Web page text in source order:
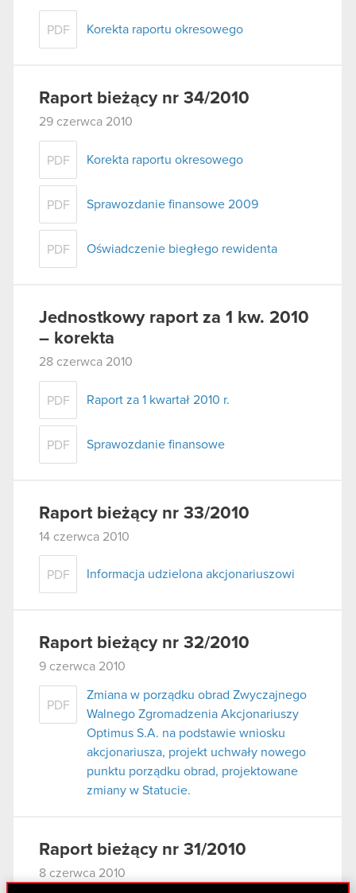
PDF Korekta raportu okresowego
Raport bieżący nr 34/2010
29 czerwca 2010
PDF Korekta raportu okresowego
PDF Sprawozdanie finansowe 2009
PDF Oświadczenie biegłego rewidenta
Jednostkowy raport za 1 kw. 2010
– korekta
28 czerwca 2010
PDF Raport za 1 kwartał 2010 r.
PDF Sprawozdanie finansowe
Raport bieżący nr 33/2010
14 czerwca 2010
PDF Informacja udzielona akcjonariuszowi
Raport bieżący nr 32/2010
9 czerwca 2010
PDF
Zmiana w porządku obrad Zwyczajnego
Walnego Zgromadzenia Akcjonariuszy
Optimus S.A. na podstawie wniosku
akcjonariusza, projekt uchwały nowego
punktu porządku obrad, projektowane
zmiany w Statucie.
Raport bieżący nr 31/2010
8 czerwca 2010